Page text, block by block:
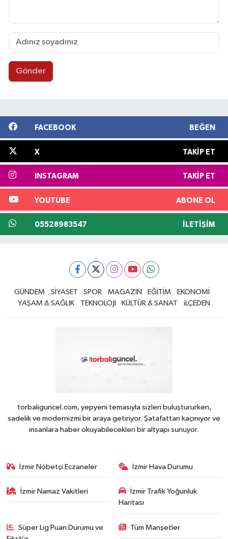
Gönder
FACEBOOK BEĞEN
X TAKIP ET
INSTAGRAM TAKIP ET
YOUTUBE ABONE OL
05528983547 İLETIŞIM
GÜNDEM SİYASET SPOR MAGAZİN EĞİTİM
EKONOMİ
YAŞAM & SAĞLIK
TEKNOLOJİ KÜLTÜR & SANAT iLÇEDEN
torbaliguncel.com, yepyeni temasıyla sizleri buluştururken,
sadelik ve modernizmi bir araya getiriyor. Şatafattan kaçınıyor ve
insanlara haber okuyabilecekleri bir altyapı sunuyor.
İzmir Nöbetçi Eczaneler İzmir Hava Durumu
İzmir Namaz Vakitleri
İzmir Trafik Yoğunluk
Haritası
Süper Lig Puan Durumu ve
Tüm Manşetler